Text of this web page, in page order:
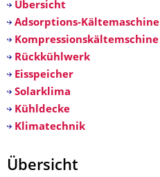
Übersicht
Adsorptions-Kältemaschine
Kompressionskältemschine
Rückkühlwerk
Eisspeicher
Solarklima
Kühldecke
Klimatechnik
Übersicht